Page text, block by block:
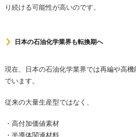
り続ける可能性が高いのです。
日本の石油化学業界も転換期へ
現在、日本の石油化学業界では再編や高
でいます。
従来の大量生産型ではなく、
・高付加価値素材
・半導体関連材料